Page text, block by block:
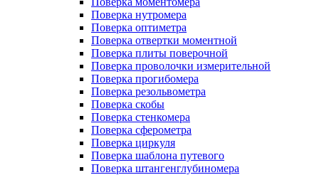
Поверка нутромера
Поверка оптиметра
Поверка отвертки моментной
Поверка плиты поверочной
Поверка проволочки измерительной
Поверка прогибомера
Поверка резольвометра
Поверка скобы
Поверка стенкомера
Поверка сферометра
Поверка циркуля
Поверка шаблона путевого
Поверка штангенглубиномера